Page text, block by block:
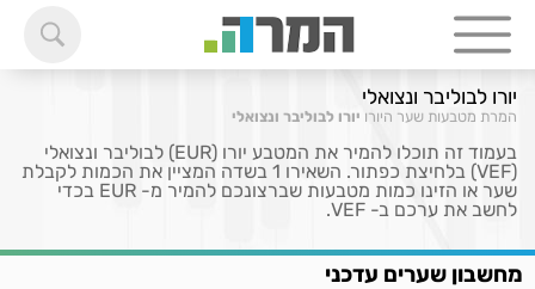
יורו לבוליבר ונצואלי
המרת מטבעות שער היורו יורו לבוליבר ונצואלי
בעמוד זה תוכלו להמיר את המטבע יורו (EUR) לבוליבר ונצואלי
(VEF) בלחיצת כפתור. השאירו 1 בשדה המציין את הכמות לקבלת
שער או הזינו כמות מטבעות שברצונכם להמיר מ- EUR בכדי
לחשב את ערכם ב- VEF.
מחשבון שערים עדכני